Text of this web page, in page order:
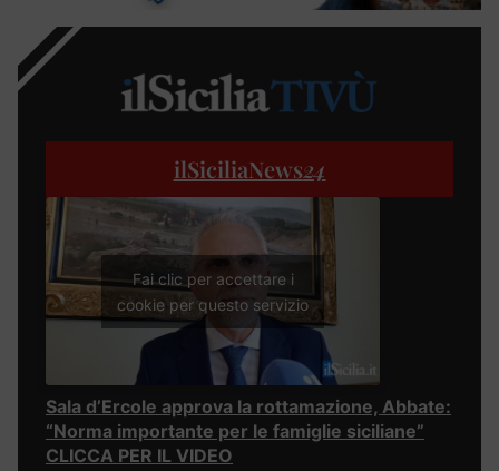
ilSiciliaNews24
Fai clic per accettare i
cookie per questo servizio
Sala d’Ercole approva la rottamazione, Abbate:
“Norma importante per le famiglie siciliane”
CLICCA PER IL VIDEO